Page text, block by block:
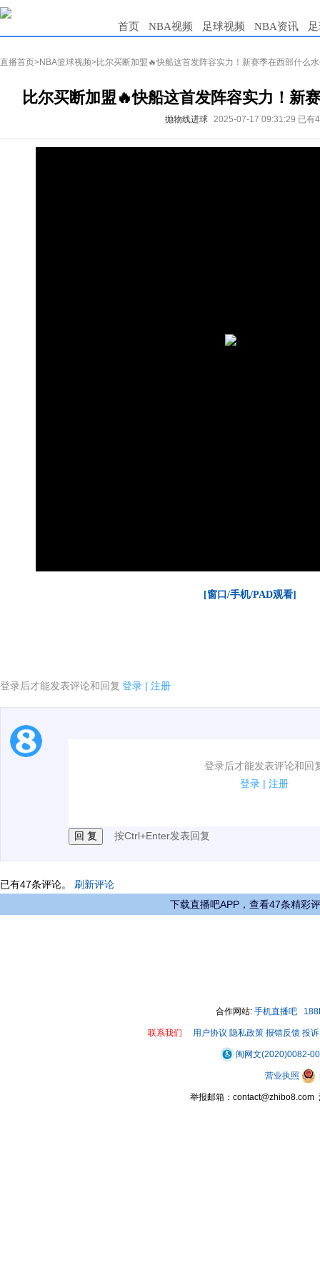
首页 NBA视频 足球视频 NBA资讯
直播首页>NBA篮球视频>比尔买断加盟🔥快船这首发阵容实力！新赛季在西部什么
比尔买断加盟🔥快船这首发阵容实力！新
抛物线进球 2025-07-17 09:31:29 已有
[窗口/手机/PAD观看]
登录后才能发表评论和回复 登录 | 注册
登录后才能发表评论和回
登录 | 注册
1.电脑端新用户可以发表评论了！
按Ctrl+Enter发表回复
已有47条评论。 刷新评论
下载直播吧APP，查看47条精彩
合作网站: 手机直播吧
联系我们 用户协议 隐私政策 报错反馈 投
闽网文(2020)0082-
营业执照
举报邮箱：